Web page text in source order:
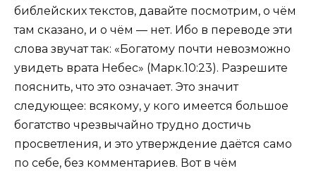
библейских текстов, давайте посмотрим, о чём
там сказано, и о чём — нет. Ибо в переводе эти
слова звучат так: «Богатому почти невозможно
увидеть врата Небес» (Марк.10:23). Разрешите
пояснить, что это означает. Это значит
следующее: всякому, у кого имеется большое
богатство чрезвычайно трудно достичь
просветления, и это утверждение даётся само
по себе, без комментариев. Вот в чём